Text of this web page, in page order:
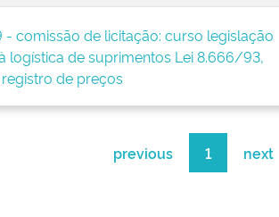
- comissão de licitação: curso legislação
logística de suprimentos Lei 8.666/93,
de preços
previous 1 next